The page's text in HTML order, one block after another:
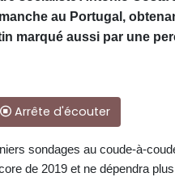
au Portugal,
marqué aussi par une
Arrête d'écouter
sondages au coude-à-
de 2019 et ne dépendra